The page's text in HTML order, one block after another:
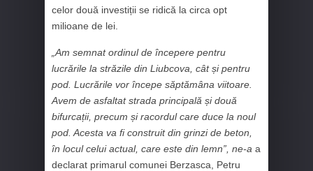
celor două investiții se ridică la circa opt
milioane de lei.
„Am semnat ordinul de începere pentru
lucrările la străzile din Liubcova, cât și pentru
pod. Lucrările vor începe săptămâna viitoare.
Avem de asfaltat strada principală și două
bifurcații, precum și racordul care duce la noul
pod. Acesta va fi construit din grinzi de beton,
în locul celui actual, care este din lemn”, ne-a a
declarat primarul comunei Berzasca, Petru